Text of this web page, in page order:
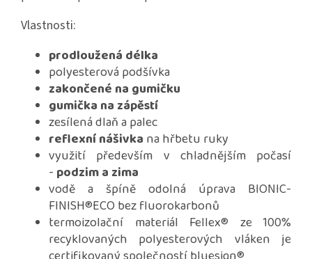
Vlastnosti:
prodloužená délka
polyesterová podšívka
zakončené na gumičku
gumička na zápěstí
zesílená dlaň a palec
reflexní nášivka na hřbetu ruky
využití především v chladnějším počasí
- podzim a zima
vodě a špíně odolná úprava BIONIC-
FINISH®ECO bez fluorokarbonů
termoizolační materiál Fellex® ze 100%
recyklovaných polyesterových vláken je